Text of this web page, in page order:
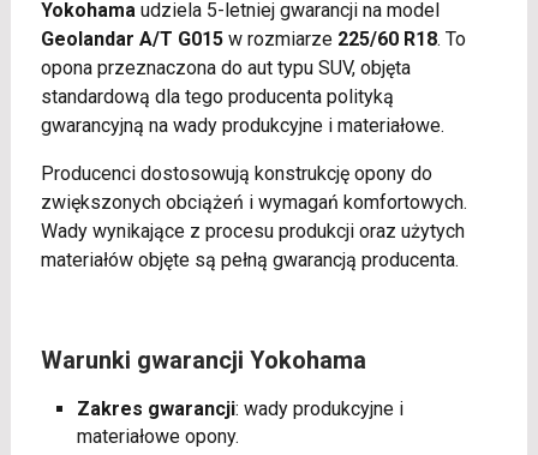
Yokohamaudziela 5-letniej gwarancji na model
Geolandar A/T G015w rozmiarze 225/60 R18. To
opona przeznaczona do aut typu SUV, objęta
standardową dla tego producenta polityką
gwarancyjną na wady produkcyjne i materiałowe.
Producenci dostosowują konstrukcję opony do
zwiększonych obciążeń i wymagań komfortowych.
Wady wynikające z procesu produkcji oraz użytych
materiałów objęte są pełną gwarancją producenta.
Warunki gwarancji Yokohama
Zakres gwarancji: wady produkcyjne i
materiałowe opony.